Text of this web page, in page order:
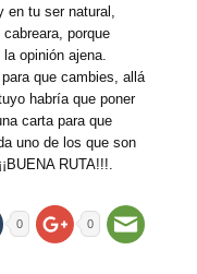
en tu ser natural,
porque
opinión ajena.
que cambies, allá
habría que poner
carta para que
uno de los que son
RUTA!!!.
0 0